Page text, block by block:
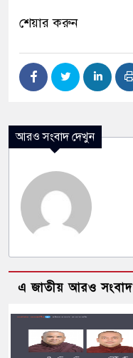
শেয়ার করুন
আরও সংবাদ দেখুন
এ জাতীয় আরও সংবাদ